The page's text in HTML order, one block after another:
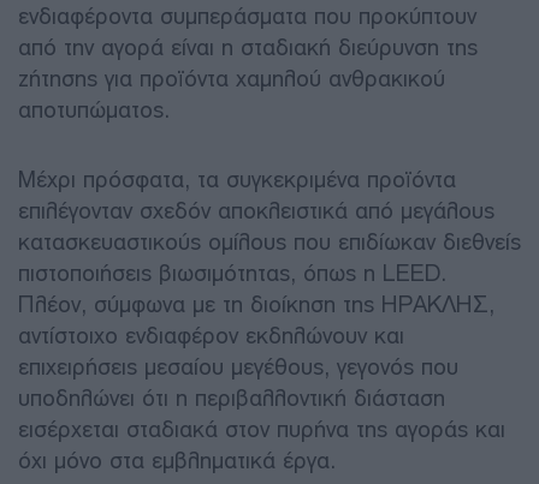
ενδιαφέροντα συμπεράσματα που προκύπτουν
από την αγορά είναι η σταδιακή διεύρυνση της
ζήτησης για προϊόντα χαμηλού ανθρακικού
αποτυπώματος.
Μέχρι πρόσφατα, τα συγκεκριμένα προϊόντα
επιλέγονταν σχεδόν αποκλειστικά από μεγάλους
κατασκευαστικούς ομίλους που επιδίωκαν διεθνείς
πιστοποιήσεις βιωσιμότητας, όπως η LEED.
Πλέον, σύμφωνα με τη διοίκηση της ΗΡΑΚΛΗΣ,
αντίστοιχο ενδιαφέρον εκδηλώνουν και
επιχειρήσεις μεσαίου μεγέθους, γεγονός που
υποδηλώνει ότι η περιβαλλοντική διάσταση
εισέρχεται σταδιακά στον πυρήνα της αγοράς και
όχι μόνο στα εμβληματικά έργα.